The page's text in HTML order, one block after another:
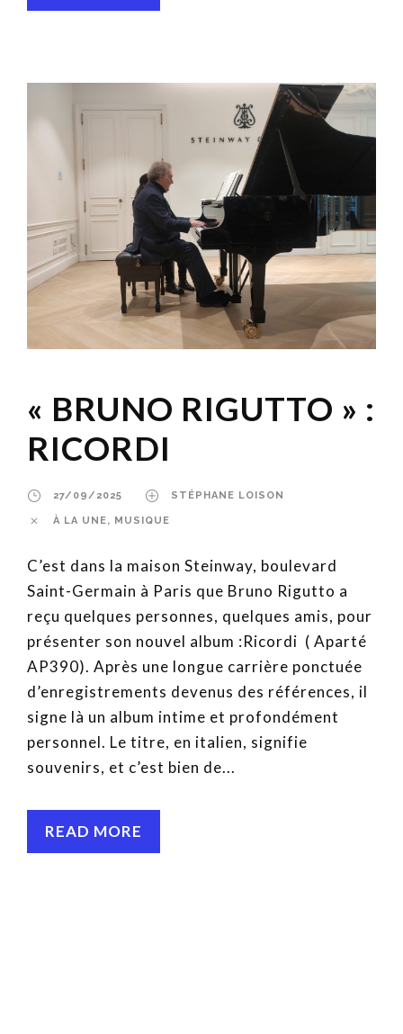
« BRUNO RIGUTTO » :
RICORDI
27/09/2025 STÉPHANE LOISON
À LA UNE, MUSIQUE
C’est dans la maison Steinway, boulevard
Saint-Germain à Paris que Bruno Rigutto a
reçu quelques personnes, quelques amis, pour
présenter son nouvel album :Ricordi ( Aparté
AP390). Après une longue carrière ponctuée
d’enregistrements devenus des références, il
signe là un album intime et profondément
personnel. Le titre, en italien, signifie
souvenirs, et c’est bien de...
READ MORE